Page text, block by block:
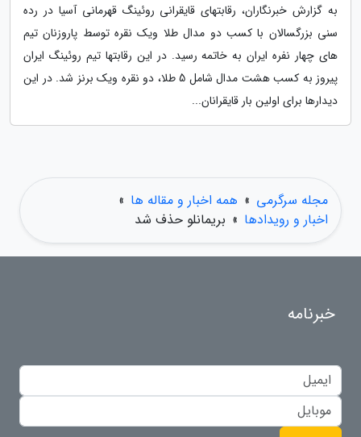
به گزارش خبرنگاران، رقابتهای قایقرانی روئینگ قهرمانی آسیا در رده
سنی بزرگسالان با کسب دو مدال طلا ویک نقره توسط پاروزنان تیم
های چهار نفره ایران به خاتمه رسید. در این رقابتها تیم روئینگ ایران
پیروز به کسب هشت مدال شامل 5 طلا، دو نقره ویک برنز شد. در این
دیدارها برای اولین بار قایقرانان...
مجله سرگرمی » همه اخبار و مقاله ها »
اخبار و رویدادها » بریمانلو حذف شد
خبرنامه